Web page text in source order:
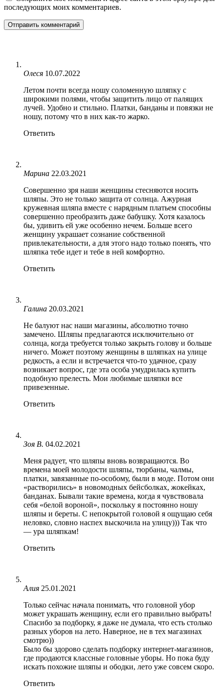
последующих моих комментариев.
Олеся 10.07.2022
Летом почти всегда ношу соломенную шляпку с
широкими полями, чтобы защитить лицо от палящих
лучей. Удобно и стильно. Платки, банданы и повязки не
ношу, потому что в них как-то жарко.
Ответить
Марина 22.03.2021
Совершенно зря наши женщины стесняются носить
шляпы. Это не только защита от солнца. Ажурная
кружевная шляпа вместе с нарядным платьем способны
совершенно преобразить даже бабушку. Хотя казалось
бы, удивить ей уже особенно нечем. Больше всего
женщину украшает сознание собственной
привлекательности, а для этого надо только понять, что
шляпка тебе идет и тебе в ней комфортно.
Ответить
Галина 20.03.2021
Не балуют нас наши магазины, абсолютно точно
замечено. Шляпы предлагаются исключительно от
солнца, когда требуется только закрыть голову и больше
ничего. Может поэтому женщины в шляпках на улице
редкость, а если и встречается что-то удачное, сразу
возникает вопрос, где эта особа умудрилась купить
подобную прелесть. Мои любимые шляпки все
привезенные.
Ответить
Зоя В. 04.02.2021
Меня радует, что шляпы вновь возвращаются. Во
времена моей молодости шляпы, тюрбаны, чалмы,
платки, завязанные по-особому, были в моде. Потом они
«растворились» в новомодных бейсболках, жокейках,
банданах. Бывали такие времена, когда я чувствовала
себя «белой вороной», поскольку я постоянно ношу
шляпы и береты. С непокрытой головой я ощущаю себя
неловко, словно наспех выскочила на улицу))) Так что
— ура шляпкам!
Ответить
Алия 25.01.2021
Только сейчас начала понимать, что головной убор
может украшать женщину, если его правильно выбрать!
Спасибо за подборку, я даже не думала, что есть столько
разных уборов на лето. Наверное, не в тех магазинах
смотрю))
Было бы здорово сделать подборку интернет-магазинов,
где продаются классные головные уборы. Но пока буду
искать похожие шляпы и ободки, лето уже совсем скоро.
Ответить